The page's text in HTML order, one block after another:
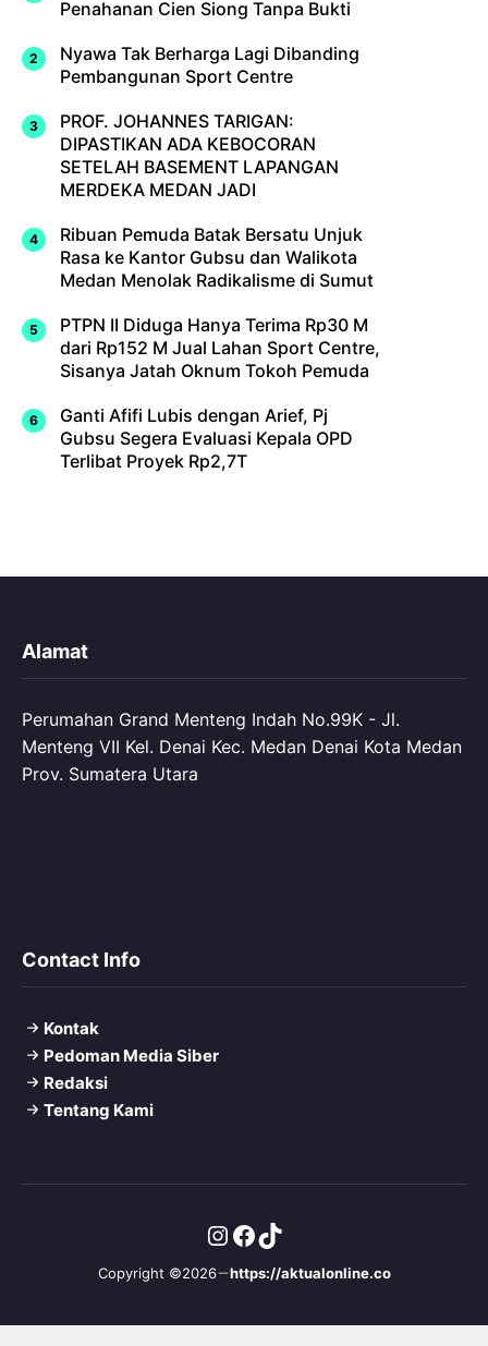
Penahanan Cien Siong Tanpa Bukti
Nyawa Tak Berharga Lagi Dibanding
Pembangunan Sport Centre
PROF. JOHANNES TARIGAN:
DIPASTIKAN ADA KEBOCORAN
SETELAH BASEMENT LAPANGAN
MERDEKA MEDAN JADI
Ribuan Pemuda Batak Bersatu Unjuk
Rasa ke Kantor Gubsu dan Walikota
Medan Menolak Radikalisme di Sumut
PTPN II Diduga Hanya Terima Rp30 M
dari Rp152 M Jual Lahan Sport Centre,
Sisanya Jatah Oknum Tokoh Pemuda
Ganti Afifi Lubis dengan Arief, Pj
Gubsu Segera Evaluasi Kepala OPD
Terlibat Proyek Rp2,7T
Alamat
Perumahan Grand Menteng Indah No.99K - Jl.
Menteng VII Kel. Denai Kec. Medan Denai Kota Medan
Prov. Sumatera Utara
Contact Info
Kontak
Pedoman Media Siber
Redaksi
Tentang Kami
Copyright ©2026 https://aktualonline.co
Instagram
Facebook
TikTok